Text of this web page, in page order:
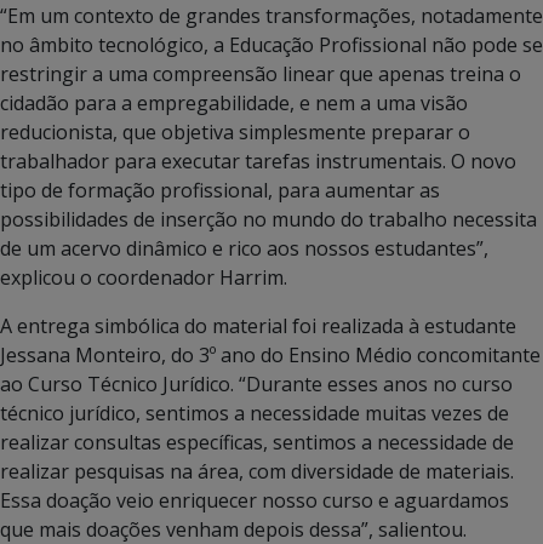
“Em um contexto de grandes transformações, notadamente
no âmbito tecnológico, a Educação Profissional não pode se
restringir a uma compreensão linear que apenas treina o
cidadão para a empregabilidade, e nem a uma visão
reducionista, que objetiva simplesmente preparar o
trabalhador para executar tarefas instrumentais. O novo
tipo de formação profissional, para aumentar as
possibilidades de inserção no mundo do trabalho necessita
de um acervo dinâmico e rico aos nossos estudantes”,
explicou o coordenador Harrim.
A entrega simbólica do material foi realizada à estudante
Jessana Monteiro, do 3º ano do Ensino Médio concomitante
ao Curso Técnico Jurídico. “Durante esses anos no curso
técnico jurídico, sentimos a necessidade muitas vezes de
realizar consultas específicas, sentimos a necessidade de
realizar pesquisas na área, com diversidade de materiais.
Essa doação veio enriquecer nosso curso e aguardamos
que mais doações venham depois dessa”, salientou.